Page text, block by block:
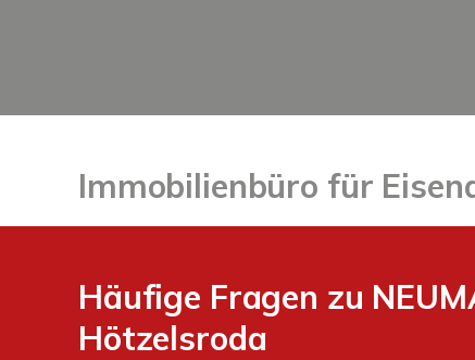
Immobilienbüro für
Häufige Fragen zu
Hötzelsroda